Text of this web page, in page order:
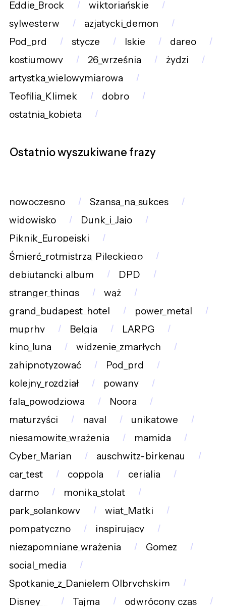
Eddie_Brock
wiktoriańskie
sylwesterw
azjatycki_demon
Pod_prd
stycze lskie
dareo
kostiumowy
26_września
żydzi
artystka_wielowymiarowa
Teofilia_Klimek
dobro
ostatnia_kobieta
Ostatnio wyszukiwane frazy
nowoczesno
Szansa_na_sukces
widowisko
Dunk_i_Jajo
Piknik_Europejski
Śmierć_rotmistrza_Pileckiego
debiutancki_album
DPD
stranger_things
wąż
grand_budapest_hotel
power_metal
muprhy
Belgia
LARPG
kino_luna
widzenie_zmarłych
zahipnotyzować
Pod_prd
kolejny_rozdział
powany
fala_powodziowa
Noora
maturzyści
naval
unikatowe
niesamowite_wrażenia
mamida
Cyber_Marian
auschwitz-birkenau
car_test
coppola
cerialia
darmo
monika_stolat
park_solankowy
wiat_Matki
pompatyczno
inspirujący
niezapomniane_wrażenia
Gomez
social_media
Spotkanie_z_Danielem_Olbrychskim
Disney__
Tajma
odwrócony_czas